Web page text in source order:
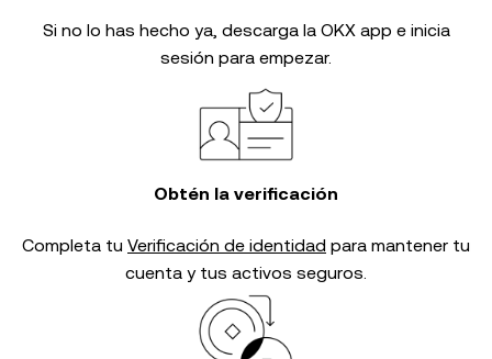
Si no lo has hecho ya, descarga la OKX app e inicia
sesión para empezar.
Obtén la verificación
Completa tu Verificación de identidad para mantener tu
cuenta y tus activos seguros.